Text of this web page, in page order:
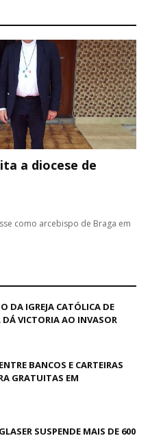
a diocese de
como arcebispo de Braga em
DA IGREJA CATÓLICA DE
VICTORIA AO INVASOR
BANCOS E CARTEIRAS
GRATUITAS EM
SUSPENDE MAIS DE 600